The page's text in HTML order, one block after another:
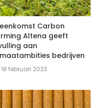
Carbon
Altena geeft
aan
bedrijven
18 februari 2023